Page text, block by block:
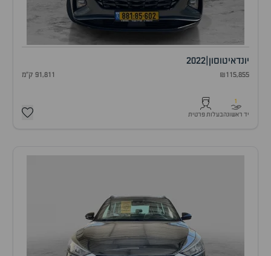
יונדאיטוסון 2022
₪115,855 91,811 ק"מ
1
יד ראשונהבעלות פרטית